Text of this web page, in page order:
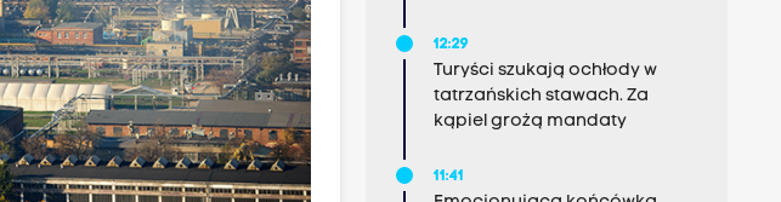
12:29
Turyści szukają ochłody w
tatrzańskich stawach. Za
kąpiel grożą mandaty
11:41